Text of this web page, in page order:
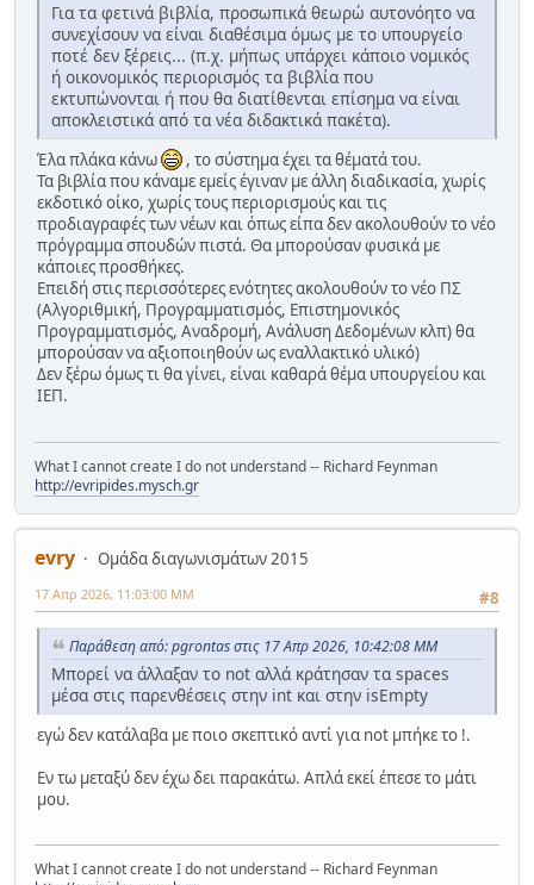
Για τα φετινά βιβλία, προσωπικά θεωρώ αυτονόητο να
συνεχίσουν να είναι διαθέσιμα όμως με το υπουργείο
ποτέ δεν ξέρεις... (π.χ. μήπως υπάρχει κάποιο νομικός
ή οικονομικός περιορισμός τα βιβλία που
εκτυπώνονται ή που θα διατίθενται επίσημα να είναι
αποκλειστικά από τα νέα διδακτικά πακέτα).
Έλα πλάκα κάνω
, το σύστημα έχει τα θέματά του.
Τα βιβλία που κάναμε εμείς έγιναν με άλλη διαδικασία, χωρίς
εκδοτικό οίκο, χωρίς τους περιορισμούς και τις
προδιαγραφές των νέων και όπως είπα δεν ακολουθούν το νέο
πρόγραμμα σπουδών πιστά. Θα μπορούσαν φυσικά με
κάποιες προσθήκες.
Επειδή στις περισσότερες ενότητες ακολουθούν το νέο ΠΣ
(Αλγοριθμική, Προγραμματισμός, Επιστημονικός
Προγραμματισμός, Αναδρομή, Ανάλυση Δεδομένων κλπ) θα
μπορούσαν να αξιοποιηθούν ως εναλλακτικό υλικό)
Δεν ξέρω όμως τι θα γίνει, είναι καθαρά θέμα υπουργείου και
ΙΕΠ.
What I cannot create I do not understand -- Richard Feynman
http://evripides.mysch.gr
evry
Ομάδα διαγωνισμάτων 2015
#8
17 Απρ 2026, 11:03:00 ΜΜ
Παράθεση από: pgrontas στις 17 Απρ 2026, 10:42:08 ΜΜ
Μπορεί να άλλαξαν το not αλλά κράτησαν τα spaces
μέσα στις παρενθέσεις στην int και στην isEmpty
εγώ δεν κατάλαβα με ποιο σκεπτικό αντί για not μπήκε το !.
Εν τω μεταξύ δεν έχω δει παρακάτω. Απλά εκεί έπεσε το μάτι
μου.
What I cannot create I do not understand -- Richard Feynman